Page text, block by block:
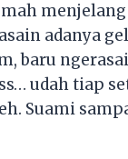
adanya
baru
udah tiap
Suami